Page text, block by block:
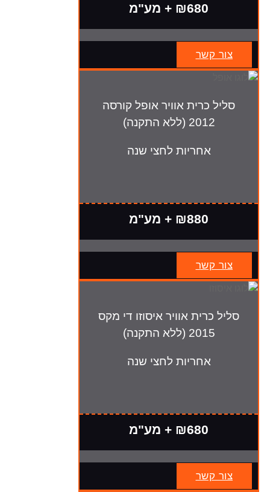
₪680 + מע"מ
צור קשר
סליל כרית אוויר אופל קורסה
2012 (ללא התקנה)
אחריות לחצי שנה
₪880 + מע"מ
צור קשר
סליל כרית אוויר איסוזו די מקס
2015 (ללא התקנה)
אחריות לחצי שנה
₪680 + מע"מ
צור קשר